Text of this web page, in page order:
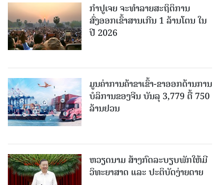
ກຳປູເຈຍ ຈະທຳລາຍສະຖິຕິການ
ສົ່ງອອກເຂົ້າສານເກີນ 1 ລ້ານໂຕນ ໃນ
ປີ 2026
ມູນຄ່າການຄ້າຂາເຂົ້າ-ຂາອອກດ້ານການ
ບໍລິການຂອງຈີນ ບັນລຸ 3,779 ຕື້ 750
ລ້ານຢວນ
ຫວຽດນາມ ສ້າງກົດລະບຽບພັກໃຫ້ມີ
ວິທະຍາສາດ ແລະ ປະຕິບັດງ່າຍດາຍ